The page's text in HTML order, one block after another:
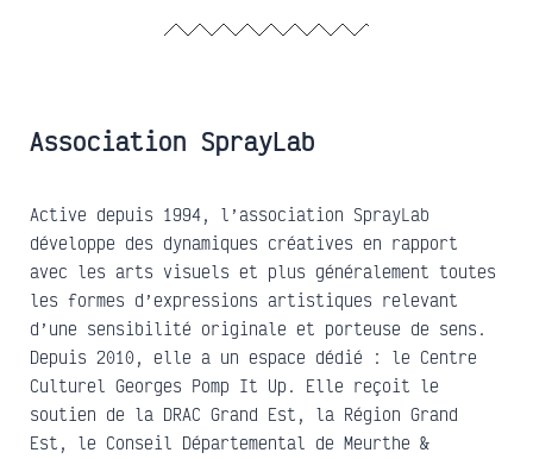
Association SprayLab
Active depuis 1994, l’association SprayLab
développe des dynamiques créatives en rapport
avec les arts visuels et plus généralement toutes
les formes d’expressions artistiques relevant
d’une sensibilité originale et porteuse de sens.
Depuis 2010, elle a un espace dédié : le Centre
Culturel Georges Pomp It Up. Elle reçoit le
soutien de la DRAC Grand Est, la Région Grand
Est, le Conseil Départemental de Meurthe &